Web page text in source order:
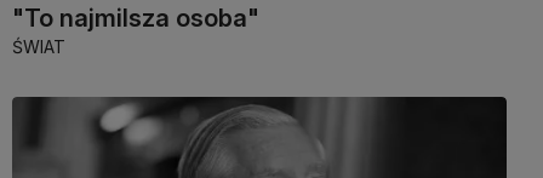
"To najmilsza osoba"
ŚWIAT